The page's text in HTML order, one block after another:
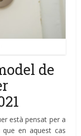
de
està pensat per a
que en aquest cas